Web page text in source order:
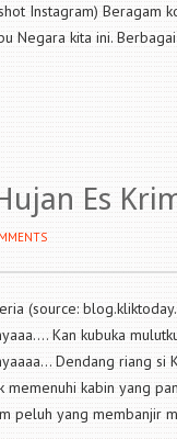
Instagram) Beragam
Negara kita ini.
Es
(source:
Kan kubuka
Dendang riang si
memenuhi kabin yang
peluh yang membanjir